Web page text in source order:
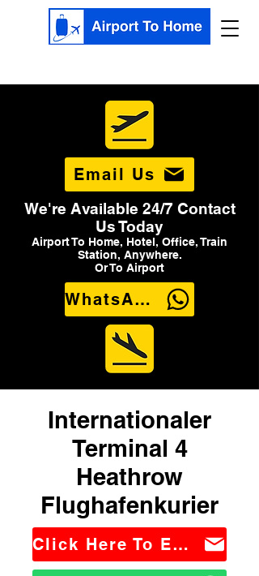
Email Us
We're Available 24/7 Contact
Us Today
Airport To Home, Hotel, Office, Train
Station, Anywhere.
Or To Airport
WhatsApp Us
Internationaler
Terminal 4
Heathrow
Flughafenkurier
Click Here To Email Us